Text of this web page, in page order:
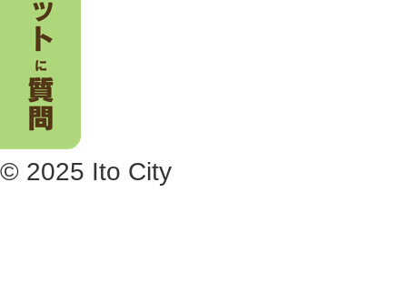
© 2025 Ito City